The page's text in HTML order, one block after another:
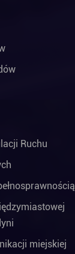
Ruchu
miejskiej